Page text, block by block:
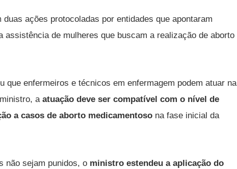
ações protocoladas por entidades que apontaram
assistência de mulheres que buscam a realização de aborto
que enfermeiros e técnicos em enfermagem podem atuar na
a atuação deve ser compatível com o nível de
a casos de aborto medicamentoso na fase inicial da
não sejam punidos, o ministro estendeu a aplicação do